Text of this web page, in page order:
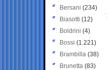
Bersani (234)
Biasotti (12)
Boldrini (4)
Bossi (1.221)
Brambilla (38)
Brunetta (83)